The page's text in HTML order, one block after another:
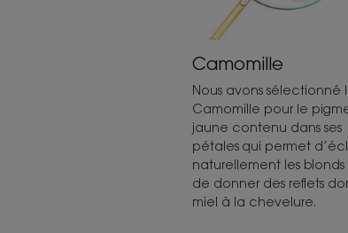
Camomille
Nous avons sélectionné
Camomille pour le
jaune contenu dans ses
pétales qui permet
naturellement les
de donner des reflets
miel à la chevelure.